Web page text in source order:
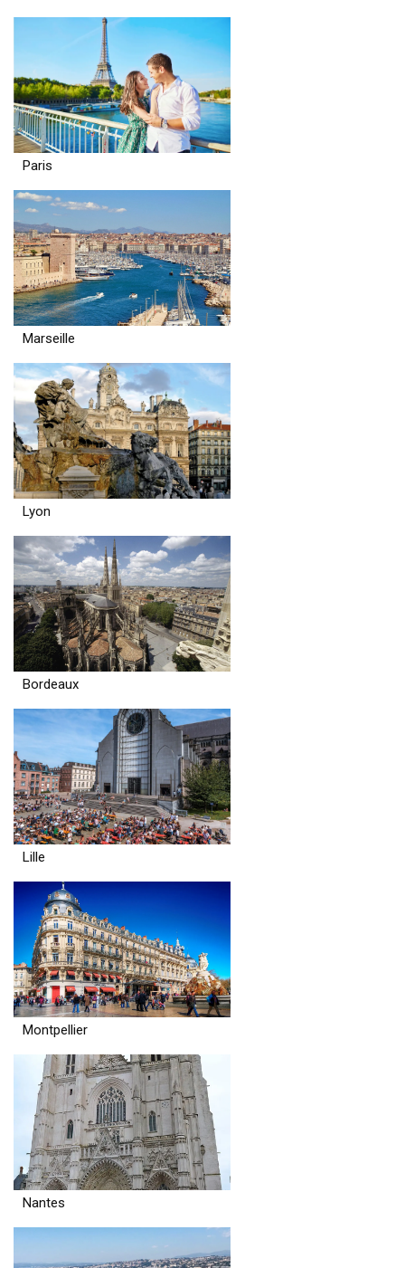
Paris
Marseille
Lyon
Bordeaux
Lille
Montpellier
Nantes